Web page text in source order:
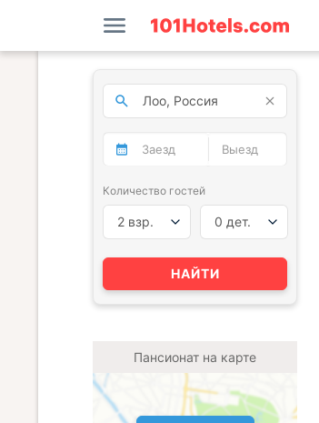
Количество гостей
2 взр. 0 дет.
НАЙТИ
Пансионат на карте